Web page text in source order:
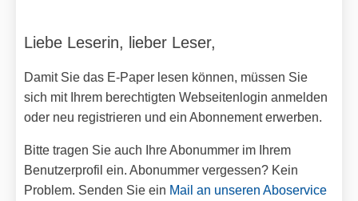
Liebe Leserin, lieber Leser,
Damit Sie das E-Paper lesen können, müssen Sie
sich mit Ihrem berechtigten Webseitenlogin anmelden
oder neu registrieren und ein Abonnement erwerben.
Bitte tragen Sie auch Ihre Abonummer im Ihrem
Benutzerprofil ein. Abonummer vergessen? Kein
Problem. Senden Sie ein Mail an unseren Aboservice